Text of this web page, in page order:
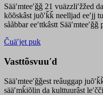
Sääʹmteeʹǧǧ 21 vuäzzliʹžžed
kõõskâst juõʹǩǩ neelljad eeʹjj
sååbbar eeʹttkâstt
Čuäʹjet puk
Vasttõsvuuʹd
Sääʹmteeʹǧǧest reâuggap
sääʹmǩiõlin da kulttuurâst